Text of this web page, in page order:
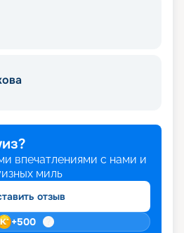
впечатлениями с нами и
миль
отзыв
+500